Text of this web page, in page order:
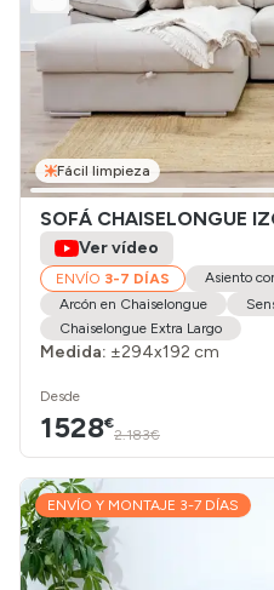
Fácil limpieza
SOFÁ CHAISELONGUE
Ver vídeo
ENVÍO 3-7 DÍAS
Asiento
Arcón en Chaiselongue
Chaiselongue Extra Largo
Medida: ±294x192 cm
Desde
1528€
2.183€
ENVÍO Y MONTAJE 3-7 DÍAS